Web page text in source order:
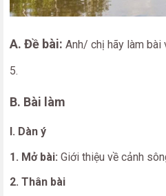
A. Đề bài: Anh/ chị hãy làm
5.
B. Bài làm
I. Dàn ý
1. Mở bài: Giới thiệu về cảnh
2. Thân bài